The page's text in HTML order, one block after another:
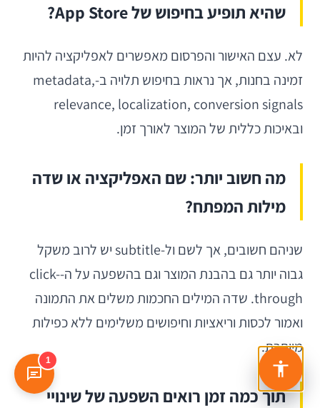
שהיא תופיע בחיפוש של App Store?
לא. עצם האישור והפרסום מאפשרים לאפליקציה להיות
זמינה בחנות, אך נראות בחיפוש תלויה ב-metadata,
relevance, localization, conversion signals
ובאיכות כללית של המוצר לאורך זמן.
מה חשוב יותר: שם האפליקציה או שדה
מילות המפתח?
שניהם חשובים, אך לשם ול-subtitle יש לרוב משקל
גבוה יותר גם בהבנת המוצר וגם בהשפעה על ה-click-
through. שדה המילים החכמות משלים את התמונה
ואמור לכסות וריאציות וחיפושים משלימים ללא כפילות
מיותרת.
תוך כמה זמן רואים השפעה של שינויי
1